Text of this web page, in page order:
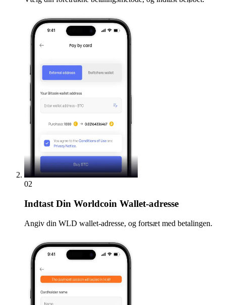
02
Indtast Din Worldcoin Wallet-adresse
Angiv din WLD wallet-adresse, og fortsæt med betalingen.